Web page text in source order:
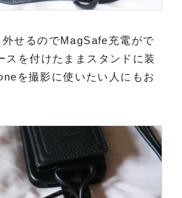
せるのでMagSafe充電がで
スを付けたままスタンドに装
を撮影に使いたい人にもお